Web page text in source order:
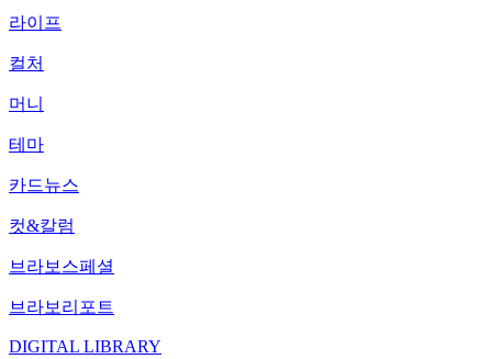
라이프
컬처
머니
테마
카드뉴스
컷&칼럼
브라보스페셜
브라보리포트
DIGITAL LIBRARY